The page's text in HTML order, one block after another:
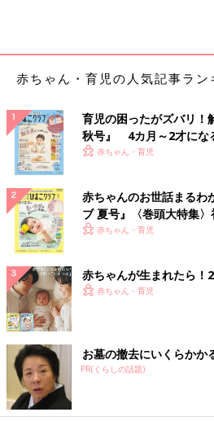
赤ちゃん・育児の人気記事ラン
育児の困ったがズバリ！
秋号』 4カ月～2才にな
いっぱい！
赤ちゃん・育児
赤ちゃんのお世話まるわ
ブ 夏号』〈巻頭大特集
く！ おっぱい・ミルクの
赤ちゃん・育児
赤ちゃんが生まれたら！
赤ちゃん・育児
お墓の撤去にいくらかか
PR(くらしの話題)